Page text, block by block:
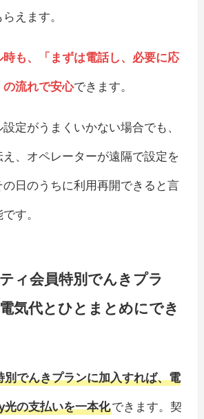
えます。
も、「まずは電話し、必要に応
の流れで安心できます。
定がうまくいかない場合でも、
、オペレーターが遠隔で設定を
日のうちに利用再開できると言
す。
ティ会員特別でんきプラ
気代とひとまとめにでき
別でんきプランに加入すれば、電
の支払いを一本化できます。契